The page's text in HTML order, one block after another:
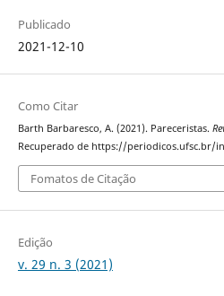
Publicado
2021-12-10
Como Citar
Barth Barbaresco, A. (2021). Pareceristas.
Recuperado de https://periodicos.ufsc.br/
Fomatos de Citação
Edição
v. 29 n. 3 (2021)